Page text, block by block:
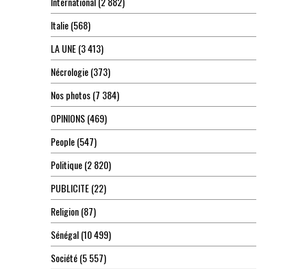
Italie(568)
LA UNE(3 413)
Nécrologie(373)
Nos photos(7 384)
OPINIONS(469)
People(547)
Politique(2 820)
PUBLICITE(22)
Religion(87)
Sénégal(10 499)
Société(5 557)